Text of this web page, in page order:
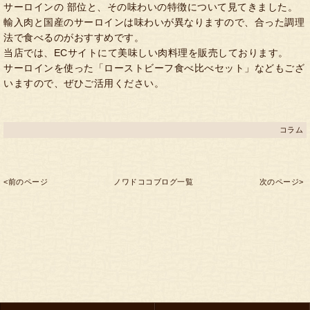
サーロインの 部位と、その味わいの特徴について見てきました。
輸入肉と国産のサーロインは味わいが異なりますので、合った調理
法で食べるのがおすすめです。
当店では、ECサイトにて美味しい肉料理を販売しております。
サーロインを使った「ローストビーフ食べ比べセット」などもござ
いますので、ぜひご活用ください。
コラム
<前のページ ノワドココブログ一覧 次のページ>